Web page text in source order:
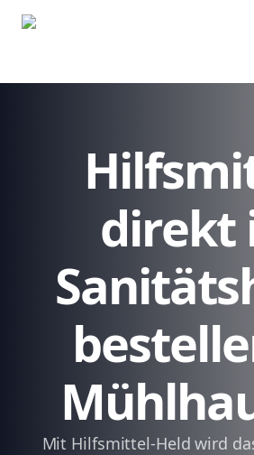
direkt
Mit Hilfsmittel-Held wird